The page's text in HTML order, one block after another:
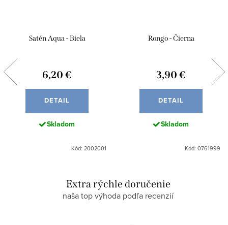
Satén Aqua - Biela
6,20 €
DETAIL
Skladom
Kód: 2002001
Rongo - Čierna
3,90 €
DETAIL
Skladom
Kód: 0761999
Extra rýchle doručenie
naša top výhoda podľa recenzií